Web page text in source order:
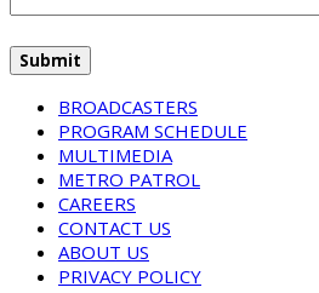
BROADCASTERS
PROGRAM SCHEDULE
MULTIMEDIA
METRO PATROL
CAREERS
CONTACT US
ABOUT US
PRIVACY POLICY